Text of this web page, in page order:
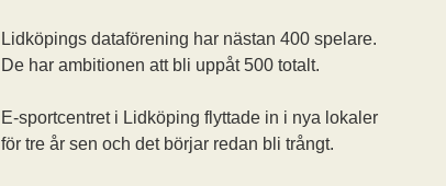
Lidköpings dataförening har nästan 400 spelare.
De har ambitionen att bli uppåt 500 totalt.
E-sportcentret i Lidköping flyttade in i nya lokaler
för tre år sen och det börjar redan bli trångt.